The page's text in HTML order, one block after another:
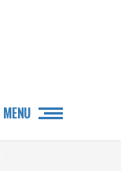
MENU